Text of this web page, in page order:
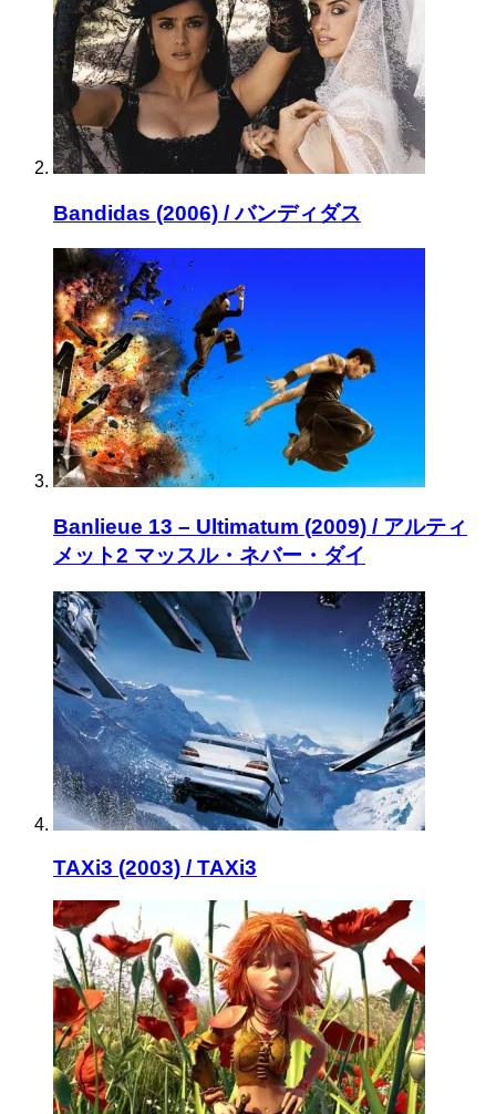
Bandidas (2006) / バンディダス
Banlieue 13 – Ultimatum (2009) / アルティ
メット2 マッスル・ネバー・ダイ
TAXi3 (2003) / TAXi3